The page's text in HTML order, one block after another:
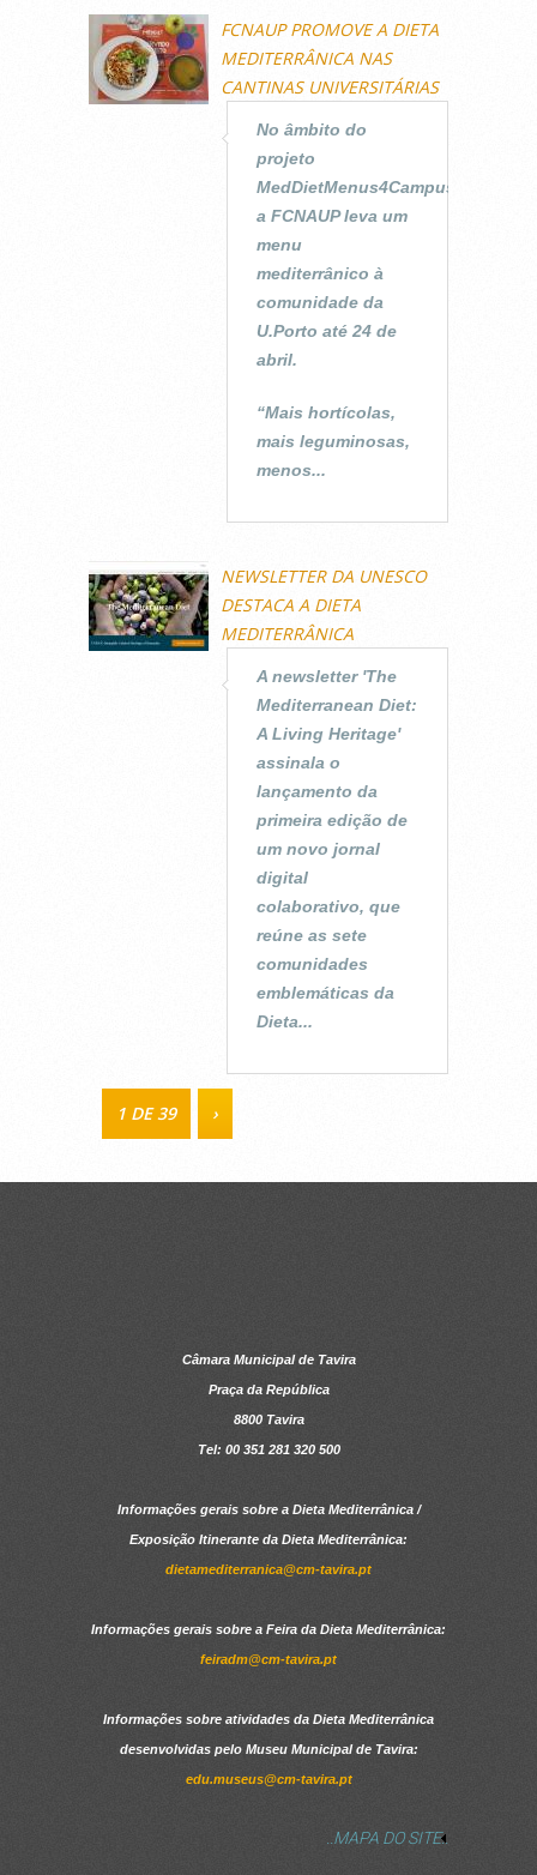
FCNAUP PROMOVE A DIETA
MEDITERRÂNICA NAS
CANTINAS UNIVERSITÁRIAS
No âmbito do
projeto
MedDietMenus4Campus,
a FCNAUP leva um
menu
mediterrânico à
comunidade da
U.Porto até 24 de
abril.
“Mais hortícolas,
mais leguminosas,
menos...
NEWSLETTER DA UNESCO
DESTACA A DIETA
MEDITERRÂNICA
A newsletter 'The
Mediterranean Diet:
A Living Heritage'
assinala o
lançamento da
primeira edição de
um novo jornal
digital
colaborativo, que
reúne as sete
comunidades
emblemáticas da
Dieta...
1 DE 39 ›
Câmara Municipal de Tavira
Praça da República
8800 Tavira
Tel: 00 351 281 320 500
Informações gerais sobre a Dieta Mediterrânica /
Exposição Itinerante da Dieta Mediterrânica:
dietamediterranica@cm-tavira.pt
Informações gerais sobre a Feira da Dieta Mediterrânica:
feiradm@cm-tavira.pt
Informações sobre atividades da Dieta Mediterrânica
desenvolvidas pelo Museu Municipal de Tavira:
edu.museus@cm-tavira.pt
..MAPA DO SITE..